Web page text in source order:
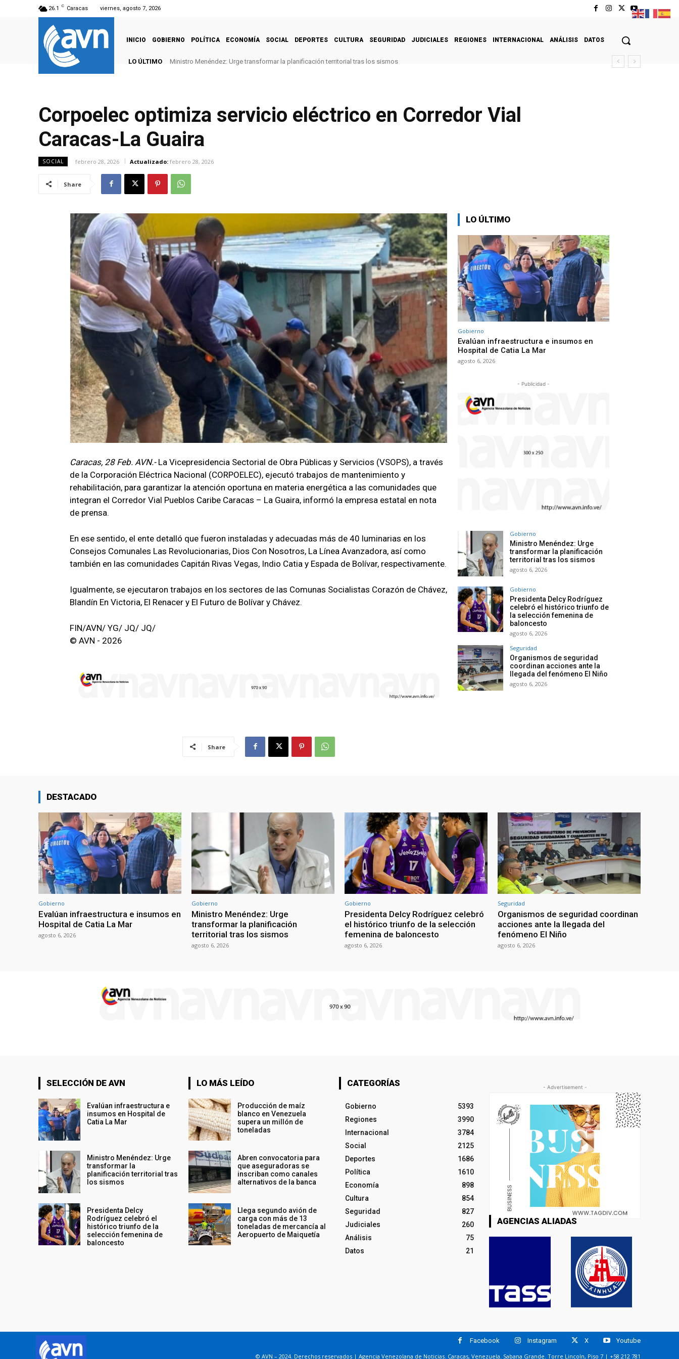
26.1 C Caracas viernes, agosto 7, 2026
INICIO GOBIERNO POLÍTICA ECONOMÍA SOCIAL DEPORTES CULTURA SEGURIDAD JUDICIALES REGIONES INTERNACIONAL ANÁLISIS DATOS
LO ÚLTIMO Ministro Menéndez: Urge transformar la planificación territorial tras los sismos
Corpoelec optimiza servicio eléctrico en Corredor Vial
Caracas-La Guaira
SOCIAL febrero 28, 2026 Actualizado: febrero 28, 2026
Share
Caracas, 28 Feb. AVN.- La Vicepresidencia Sectorial de Obra Públicas y Servicios (VSOPS), a través
de la Corporación Eléctrica Nacional (CORPOELEC), ejecutó trabajos de mantenimiento y
rehabilitación, para garantizar la atención oportuna en materia energética a las comunidades que
integran el Corredor Vial Pueblos Caribe Caracas – La Guaira, informó la empresa estatal en nota
de prensa.
En ese sentido, el ente detalló que fueron instaladas y adecuadas más de 40 luminarias en los
Consejos Comunales Las Revolucionarias, Dios Con Nosotros, La Línea Avanzadora, así como
también en las comunidades Capitán Rivas Vegas, Indio Catia y Espada de Bolívar, respectivamente.
Igualmente, se ejecutaron trabajos en los sectores de las Comunas Socialistas Corazón de Chávez,
Blandín En Victoria, El Renacer y El Futuro de Bolívar y Chávez.
FIN/AVN/ YG/ JQ/ JQ/
© AVN - 2026
Share
LO ÚLTIMO
Gobierno
Evalúan infraestructura e insumos en
Hospital de Catia La Mar
agosto 6, 2026
- Publicidad -
Gobierno
Ministro Menéndez: Urge
transformar la planificación
territorial tras los sismos
agosto 6, 2026
Gobierno
Presidenta Delcy Rodríguez
celebró el histórico triunfo de
la selección femenina de
baloncesto
agosto 6, 2026
Seguridad
Organismos de seguridad
coordinan acciones ante la
llegada del fenómeno El Niño
agosto 6, 2026
DESTACADO
Gobierno
Evalúan infraestructura e insumos en
Hospital de Catia La Mar
agosto 6, 2026
Gobierno
Ministro Menéndez: Urge
transformar la planificación
territorial tras los sismos
agosto 6, 2026
Gobierno
Presidenta Delcy Rodríguez celebró
el histórico triunfo de la selección
femenina de baloncesto
agosto 6, 2026
Seguridad
Organismos de seguridad coordinan
acciones ante la llegada del
fenómeno El Niño
agosto 6, 2026
SELECCIÓN DE AVN
Evalúan infraestructura e
insumos en Hospital de
Catia La Mar
Ministro Menéndez: Urge
transformar la
planificación territorial tras
los sismos
Presidenta Delcy
Rodríguez celebró el
histórico triunfo de la
selección femenina de
baloncesto
LO MÁS LEÍDO
Producción de maíz
blanco en Venezuela
supera un millón de
toneladas
Abren convocatoria para
que aseguradoras se
inscriban como canales
alternativos de la banca
Llega segundo avión de
carga con más de 13
toneladas de mercancía al
Aeropuerto de Maiquetía
CATEGORÍAS
Gobierno
5393
Regiones
3990
Internacional
3784
Social
2125
Deportes
1686
Política
1610
Economía
898
Cultura
854
Seguridad
827
Judiciales
260
Análisis
75
Datos
21
- Advertisement -
AGENCIAS ALIADAS
Facebook Instagram X Youtube
© AVN – 2024. Derechos reservados | Agencia Venezolana de Noticias. Caracas, Venezuela. Sabana Grande. Torre Lincoln, Piso 7 | +58 212 781